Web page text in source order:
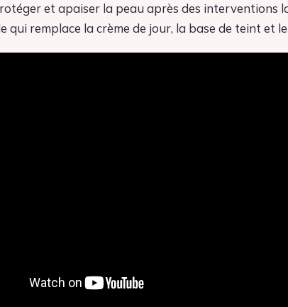
et apaiser la peau après des interventions
qui remplace la crème de jour, la base de teint et